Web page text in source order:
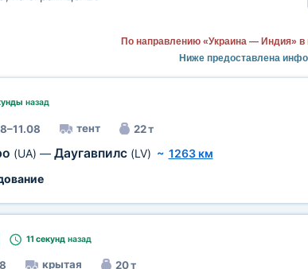
По направлению «Украина — Индия»
Ниже предоставлена
назад
тент 22 т
(UA) — Даугавпилс (LV) ~ 1263 км
11 секундназад
крытая 20 т